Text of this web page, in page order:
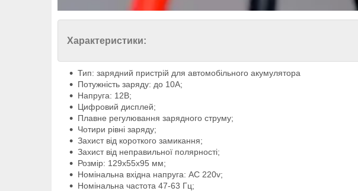
Характеристики:
Тип: зарядний пристрій для автомобільного акумулятора
Потужність заряду: до 10А;
Напруга: 12В;
Цифровий дисплей;
Плавне регулювання зарядного струму;
Чотири рівні заряду;
Захист від короткого замикання;
Захист від неправильної полярності;
Розмір: 129х55х95 мм;
Номінальна вхідна напруга: AC 220v;
Номінальна частота 47-63 Гц;